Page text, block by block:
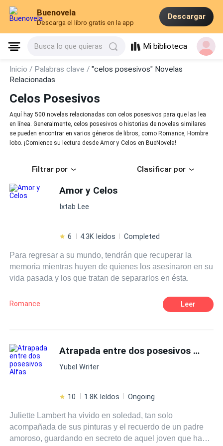
Buenovela
Descarga el libro gratis en la app
Descargar
Busca lo que quieras Mi biblioteca
Inicio / Palabras clave /"celos posesivos" Novelas
Relacionadas
Celos Posesivos
Aquí hay 500 novelas relacionadas con celos posesivos para que las lea
en línea. Generalmente, celos posesivos o historias de novelas similares
se pueden encontrar en varios géneros de libros, como Romance, Hombre
lobo. ¡Comience su lectura desde Amor y Celos en BueNovela!
Filtrar por Clasificar por
Amor y Celos
Ixtab Lee
6 4.3K leídos Completed
Para regresar a su mundo, tendrán que recuperar la
memoria mientras huyen de quienes los asesinaron en su
vida pasada y los que tratan de separarlos en ésta.
Romance Leer
Atrapada entre dos posesivos Alfas
Yubel Writer
10 1.8K leídos Ongoing
Juliette Lambert ha vivido en soledad, tan solo
acompañada de sus pinturas y el recuerdo de un padre
amoroso, guardando en secreto de aquel joven que hacia